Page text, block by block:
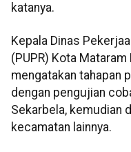
katanya.
Kepala Dinas
(PUPR) Kota
mengatakan tahapan
dengan pengujian
Sekarbela, kemudian
kecamatan lainnya.